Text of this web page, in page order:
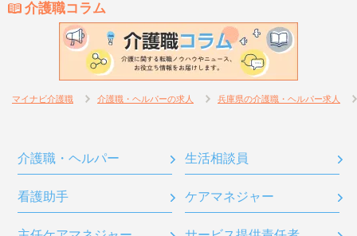
介護職コラム
マイナビ介護職 介護職・ヘルパーの求人 兵庫県の介護職・ヘルパー求人
介護職・ヘルパー 生活相談員
看護助手 ケアマネジャー